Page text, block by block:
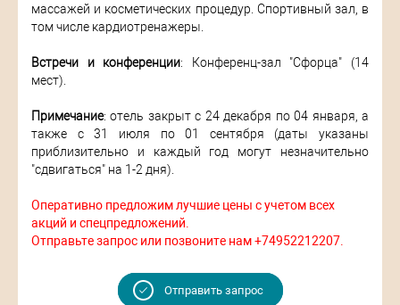
массажей и косметических процедур. Спортивный зал, в
том числе кардиотренажеры.
Встречи и конференции: Конференц-зал "Сфорца" (14
мест).
Примечание: отель закрыт с 24 декабря по 04 января, а
также с 31 июля по 01 сентября (даты указаны
приблизительно и каждый год могут незначительно
"сдвигаться" на 1-2 дня).
Оперативно предложим лучшие цены с учетом всех
акций и спецпредложений.
Отправьте запрос или позвоните нам +74952212207.
Отправить запрос